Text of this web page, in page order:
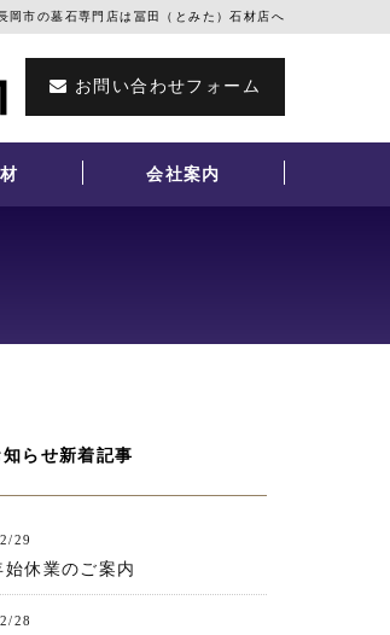
岡市の墓石専門店は冨田（とみた）石材店へ
お問い合わせフォーム
会社案内
知らせ新着記事
29
始休業のご案内
28